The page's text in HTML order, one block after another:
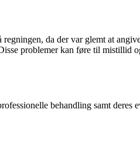
da der var glemt at
problemer kan føre til mistillid
behandling samt deres